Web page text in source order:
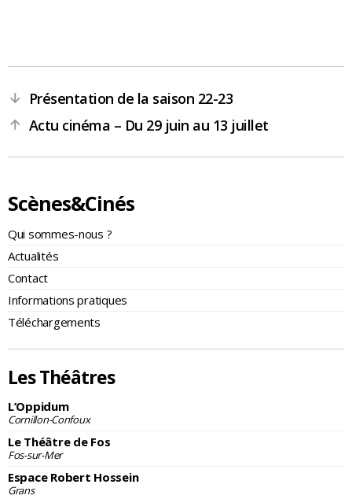
Scènes&Cinés
Qui sommes-nous ?
Actualités
Contact
Informations pratiques
Téléchargements
Les Théâtres
L’Oppidum
Cornillon-Confoux
Le Théâtre de Fos
Fos-sur-Mer
Espace Robert Hossein
Grans
← Présentation de la saison 22-23
→ Actu cinéma – Du 29 juin au 13 juillet